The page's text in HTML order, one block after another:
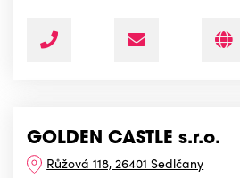
GOLDEN CASTLE s.r.o.
Růžová 118, 26401 Sedlčany